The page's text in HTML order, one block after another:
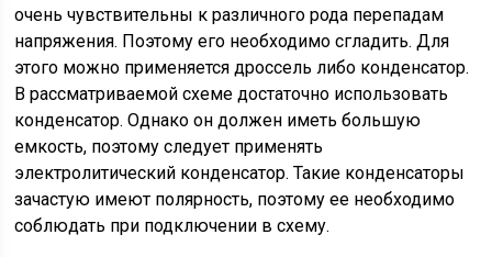
очень чувствительны к различного рода перепадам
напряжения. Поэтому его необходимо сгладить. Для
этого можно применяется дроссель либо конденсатор.
В рассматриваемой схеме достаточно использовать
конденсатор. Однако он должен иметь большую
емкость, поэтому следует применять
электролитический конденсатор. Такие конденсаторы
зачастую имеют полярность, поэтому ее необходимо
соблюдать при подключении в схему.